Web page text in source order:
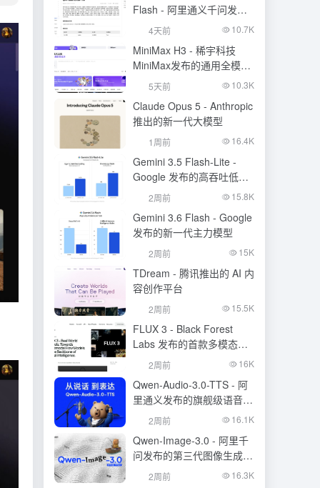
Flash - 阿里通义千问发布
的语音识别大模型
4天前 10.7K
MiniMax H3 - 稀宇科技
MiniMax发布的通用全模态
生成模型
5天前 10.3K
Claude Opus 5 - Anthropic
推出的新一代大模型
1周前 16.4K
Gemini 3.5 Flash-Lite -
Google 发布的高吞吐低成
本模型
2周前 15.8K
Gemini 3.6 Flash - Google
发布的新一代主力模型
2周前 15K
TDream - 腾讯推出的 AI 内
容创作平台
2周前 15.5K
FLUX 3 - Black Forest
Labs 发布的首款多模态基
础模型
2周前 16K
Qwen-Audio-3.0-TTS - 阿
里通义发布的旗舰级语音合
成大模型
2周前 16.1K
Qwen-Image-3.0 - 阿里千
问发布的第三代图像生成基
础模型
2周前 16.3K